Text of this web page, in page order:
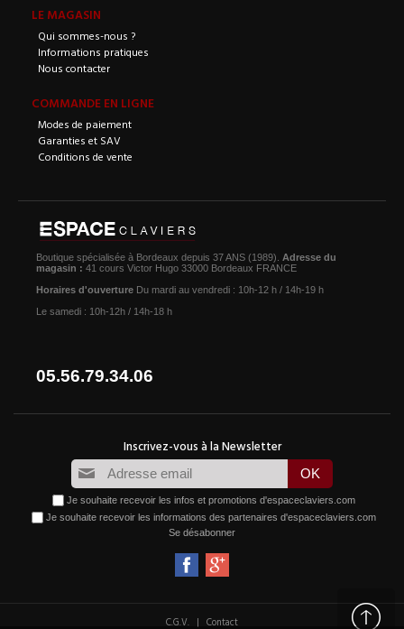
LE MAGASIN
Qui sommes-nous ?
Informations pratiques
Nous contacter
COMMANDE EN LIGNE
Modes de paiement
Garanties et SAV
Conditions de vente
Boutique spécialisée à Bordeaux depuis 37 ANS (1989). Adresse du
magasin : 41 cours Victor Hugo 33000 Bordeaux FRANCE
Horaires d'ouverture Du mardi au vendredi : 10h-12 h / 14h-19 h
Le samedi : 10h-12h / 14h-18 h
05.56.79.34.06
Je souhaite recevoir les infos et promotions d'espaceclaviers.com
Je souhaite recevoir les informations des partenaires d'espaceclaviers.com
Se désabonner
C.G.V. | Contact